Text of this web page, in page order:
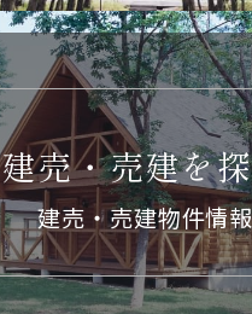
建売・売建を
建売・売建物件情